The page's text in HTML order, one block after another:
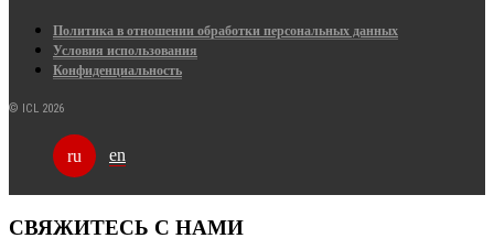
Политика в отношении обработки персональных данных
Условия использования
Конфиденциальность
© ICL 2026
ru en
СВЯЖИТЕСЬ С НАМИ